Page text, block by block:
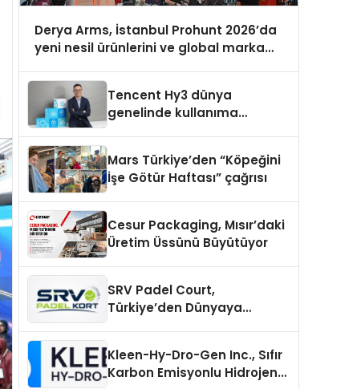
Derya Arms, İstanbul Prohunt 2026’da
yeni nesil ürünlerini ve global marka
Tencent Hy3 dünya
genelinde kullanıma
Mars Türkiye’den “Köpeğini
İşe Götür Haftası” çağrısı
Cesur Packaging, Mısır’daki
Üretim Üssünü Büyütüyor
SRV Padel Court,
Türkiye’den Dünyaya
Kleen-Hy-Dro-Gen Inc., Sıfır
Karbon Emisyonlu Hidrojen